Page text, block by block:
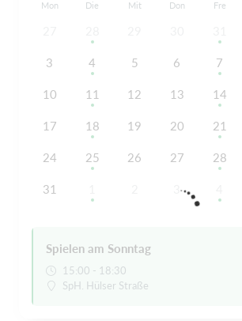
Mon Die Mit Don Fre
3 4 5 6 7
10 11 12 13 14
17 18 19 20 21
24 25 26 27 28
31 3
Spielen am Sonntag
15:00 - 18:30
SpH. Hülser Straße